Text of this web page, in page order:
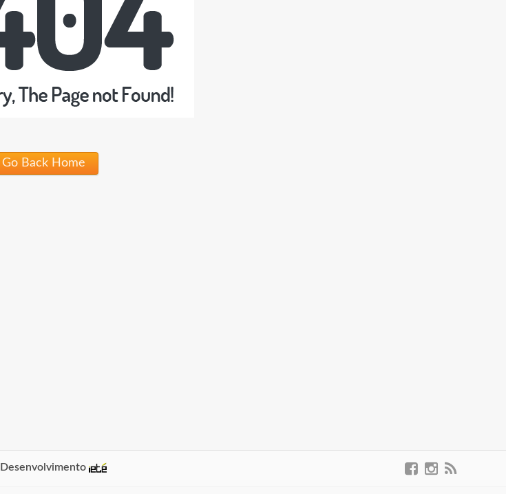
Go Back Home
Desenvolvimento